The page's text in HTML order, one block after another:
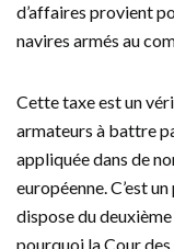
d’affaires provient
navires armés au
Cette taxe est un
armateurs à battre
appliquée dans de
européenne. C’est
dispose du
pourquoi la Cour